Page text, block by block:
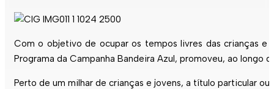
Com o objetivo de ocupar os tempos livres das crianças
Programa da Campanha Bandeira Azul, promoveu, ao
Perto de um milhar de crianças e jovens, a título particular